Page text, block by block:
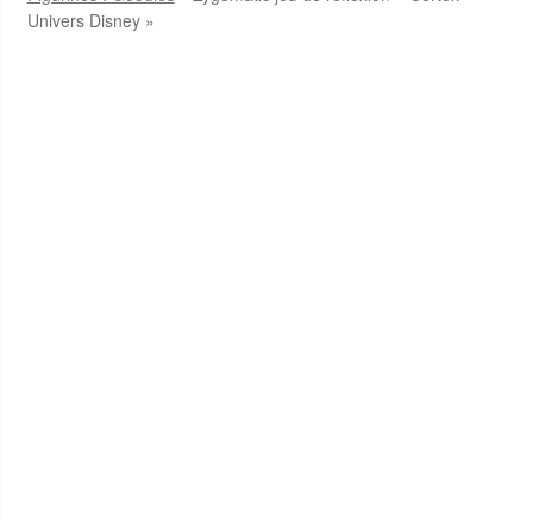
Univers Disney »